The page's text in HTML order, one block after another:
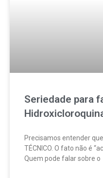
Seriedade para
Precisamos entender
TÉCNICO. O fato não é
Quem pode falar sobre o